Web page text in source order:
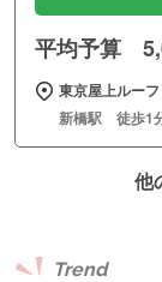
平均予算
東京屋上ルー
新橋駅 徒歩1
他
Trend